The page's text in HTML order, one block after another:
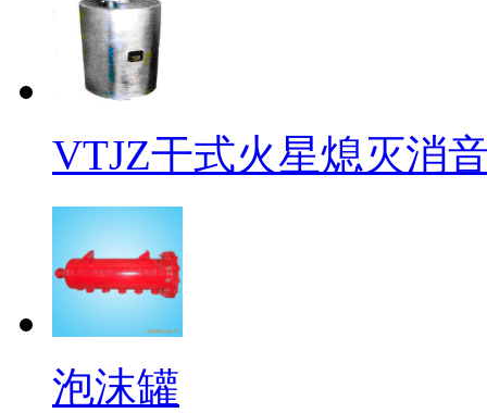
VTJZ干式火星熄灭消
泡沫罐